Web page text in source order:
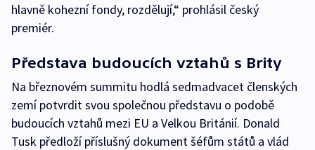
hlavně kohezní fondy, rozdělují,“ prohlásil český
premiér.
Představa budoucích vztahů s Brity
Na březnovém summitu hodlá sedmadvacet členských
zemí potvrdit svou společnou představu o podobě
budoucích vztahů mezi EU a Velkou Británií. Donald
Tusk předloží příslušný dokument šéfům států a vlád